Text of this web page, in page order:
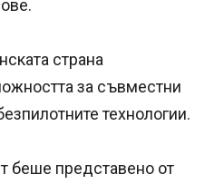
страна
за съвместни
технологии.
беше представено от